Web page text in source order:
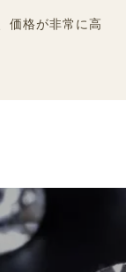
価格が非常に高